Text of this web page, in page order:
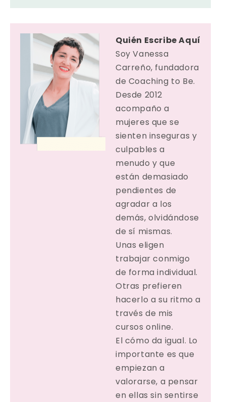
Quién Escribe Aquí
Soy Vanessa
Carreño, fundadora
de Coaching to Be.
Desde 2012
acompaño a
mujeres que se
sienten inseguras y
culpables a
menudo y que
están demasiado
pendientes de
agradar a los
demás, olvidándose
de sí mismas.
Unas eligen
trabajar conmigo
de forma individual.
Otras prefieren
hacerlo a su ritmo a
través de mis
cursos online.
El cómo da igual. Lo
importante es que
empiezan a
valorarse, a pensar
en ellas sin sentirse